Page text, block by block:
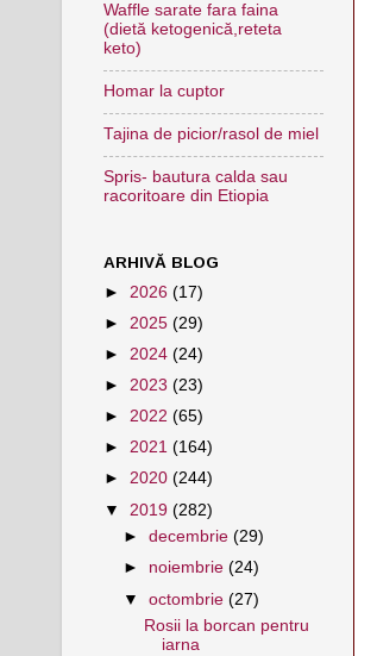
Waffle sarate fara faina
(dietă ketogenică,reteta
keto)
Homar la cuptor
Tajina de picior/rasol de miel
Spris- bautura calda sau
racoritoare din Etiopia
ARHIVĂ BLOG
► 2026 (17)
► 2025 (29)
► 2024 (24)
► 2023 (23)
► 2022 (65)
► 2021 (164)
► 2020 (244)
▼ 2019 (282)
►decembrie(29)
► noiembrie(24)
▼octombrie(27)
Rosii la borcan pentru
iarna